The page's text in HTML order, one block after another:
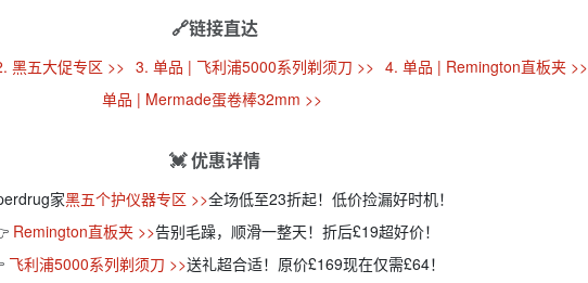
🔗链接直达
黑五大促专区 >> 3. 单品 | 飞利浦5000系列剃须刀 >> 4. 单品 | Remington直板夹 >>
单品 | Mermade蛋卷棒32mm >>
💓 优惠详情
家黑五个护仪器专区 >>全场低至23折起！低价捡漏好时机！
Remington直板夹 >>告别毛躁，顺滑一整天！折后£19超好价！
飞利浦5000系列剃须刀 >>送礼超合适！原价£169现在仅需£64！